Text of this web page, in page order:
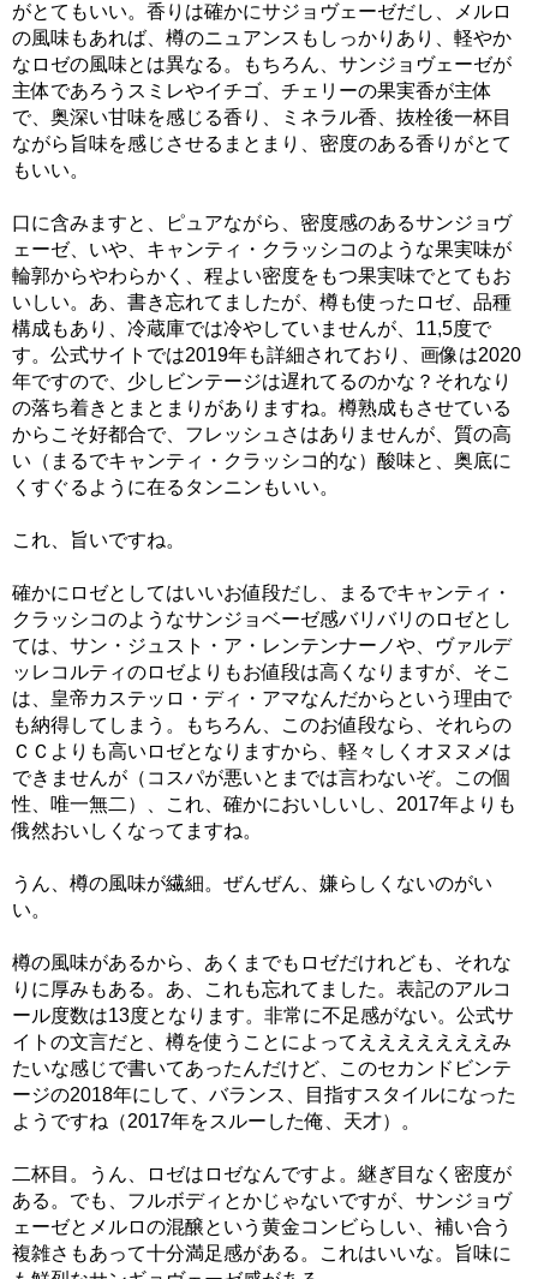
がとてもいい。香りは確かにサジョヴェーゼだし、メルロ
の風味もあれば、樽のニュアンスもしっかりあり、軽やか
なロゼの風味とは異なる。もちろん、サンジョヴェーゼが
主体であろうスミレやイチゴ、チェリーの果実香が主体
で、奥深い甘味を感じる香り、ミネラル香、抜栓後一杯目
ながら旨味を感じさせるまとまり、密度のある香りがとて
もいい。
口に含みますと、ピュアながら、密度感のあるサンジョヴ
ェーゼ、いや、キャンティ・クラッシコのような果実味が
輪郭からやわらかく、程よい密度をもつ果実味でとてもお
いしい。あ、書き忘れてましたが、樽も使ったロゼ、品種
構成もあり、冷蔵庫では冷やしていませんが、11,5度で
す。公式サイトでは2019年も詳細されており、画像は2020
年ですので、少しビンテージは遅れてるのかな？それなり
の落ち着きとまとまりがありますね。樽熟成もさせている
からこそ好都合で、フレッシュさはありませんが、質の高
い（まるでキャンティ・クラッシコ的な）酸味と、奥底に
くすぐるように在るタンニンもいい。
これ、旨いですね。
確かにロゼとしてはいいお値段だし、まるでキャンティ・
クラッシコのようなサンジョベーゼ感バリバリのロゼとし
ては、サン・ジュスト・ア・レンテンナーノや、ヴァルデ
ッレコルティのロゼよりもお値段は高くなりますが、そこ
は、皇帝カステッロ・ディ・アマなんだからという理由で
も納得してしまう。もちろん、このお値段なら、それらの
ＣＣよりも高いロゼとなりますから、軽々しくオヌヌメは
できませんが（コスパが悪いとまでは言わないぞ。この個
性、唯一無二）、これ、確かにおいしいし、2017年よりも
俄然おいしくなってますね。
うん、樽の風味が繊細。ぜんぜん、嫌らしくないのがい
い。
樽の風味があるから、あくまでもロゼだけれども、それな
りに厚みもある。あ、これも忘れてました。表記のアルコ
ール度数は13度となります。非常に不足感がない。公式サ
イトの文言だと、樽を使うことによってえええええええみ
たいな感じで書いてあったんだけど、このセカンドビンテ
ージの2018年にして、バランス、目指すスタイルになった
ようですね（2017年をスルーした俺、天才）。
二杯目。うん、ロゼはロゼなんですよ。継ぎ目なく密度が
ある。でも、フルボディとかじゃないですが、サンジョヴ
ェーゼとメルロの混醸という黄金コンビらしい、補い合う
複雑さもあって十分満足感がある。これはいいな。旨味に